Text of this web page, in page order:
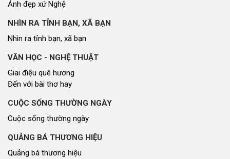
Ảnh đẹp xứ Nghệ
NHÌN RA TỈNH BẠN, XÃ BẠN
Nhìn ra tỉnh bạn, xã bạn
VĂN HỌC - NGHỆ THUẬT
Giai điệu quê hương
Đến với bài thơ hay
CUỘC SỐNG THƯỜNG NGÀY
Cuộc sống thường ngày
QUẢNG BÁ THƯƠNG HIỆU
Quảng bá thương hiệu